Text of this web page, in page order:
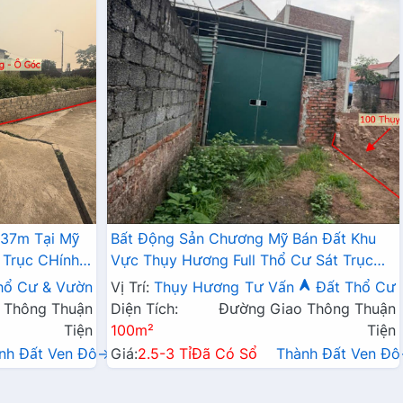
Tại Mỹ
CHính
Cư & Vườn
Thuận
Tiện
Đất Ven Đô→
Bất Động Sản Chương Mỹ Bán Đất Khu
Vực Thụy Hương Full Thổ Cư Sát Trục
Chính Kinh Doanh Liên Xã
Vị Trí: Thụy Hương Tư Vấn
Đất Thổ Cư
Diện Tích:
100m²
Đường Giao Thông Thuận
Tiện
Giá:2.5-3 TỉĐã Có Sổ Thành Đất Ven